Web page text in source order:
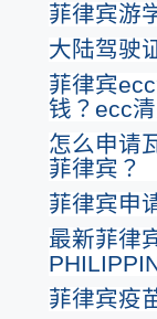
菲律宾游
大陆驾驶
菲律宾
钱？ecc
怎么申请
菲律宾？
菲律宾申
最新菲律
菲律宾疫